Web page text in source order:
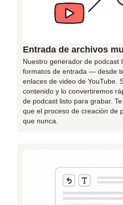
Entrada de archivos
Nuestro generador de podcast
formatos de entrada — desde
enlaces de video de YouTube.
contenido y lo convertiremos
de podcast listo para grabar.
que el proceso de creación de
que nunca.